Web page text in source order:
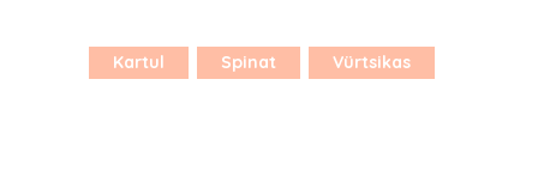
Kartul Spinat Vürtsikas